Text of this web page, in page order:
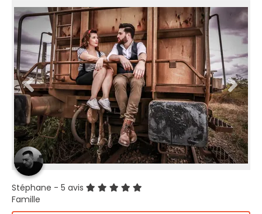
Stéphane - 5 avis
Famille